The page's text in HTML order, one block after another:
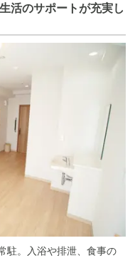
活のサポートが充実し
駐。入浴や排泄、食事の